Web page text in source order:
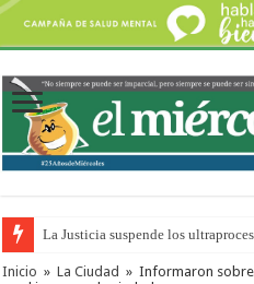
La Justicia suspende los
Se presentará la obra “La Runfla
Inicio » La Ciudad » Informaron